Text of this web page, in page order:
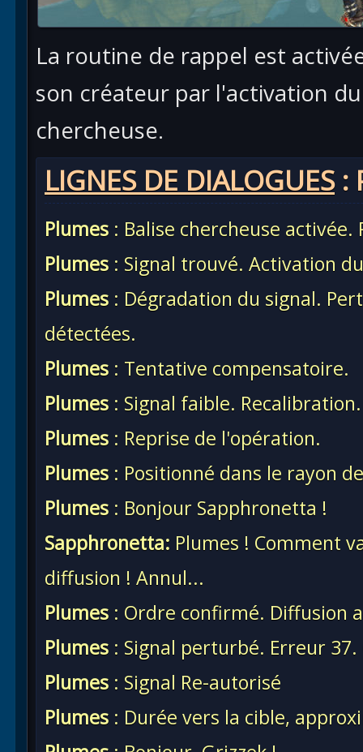
La routine de rappel est
son créateur par l'activation
chercheuse.
LIGNES DE DIALOGUES:
Plumes : Balise chercheuse activée.
Plumes : Signal trouvé. Activation
Plumes : Dégradation du signal.
détectées.
Plumes : Tentative compensatoire.
Plumes : Signal faible. Recalibration.
Plumes : Reprise de l'opération.
Plumes : Positionné dans le rayon
Plumes : Bonjour Sapphronetta !
Sapphronetta: Plumes ! Comment
diffusion ! Annul...
Plumes : Ordre confirmé. Diffusion
Plumes : Signal perturbé. Erreur
Plumes : Signal Re-autorisé
Plumes : Durée vers la cible,